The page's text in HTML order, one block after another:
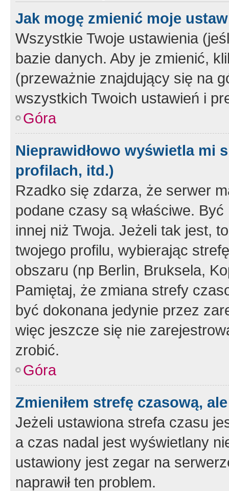
Jak mogę zmienić moje
Wszystkie Twoje ustawienia
bazie danych. Aby je zmienić,
(przeważnie znajdujący się na
wszystkich Twoich ustawień i
Góra
Nieprawidłowo wyświetla mi
profilach, itd.)
Rzadko się zdarza, że serwer
podane czasy są właściwe.
innej niż Twoja. Jeżeli tak jest,
twojego profilu, wybierając
obszaru (np Berlin, Bruksela,
Pamiętaj, że zmiana strefy
być dokonana jedynie przez
więc jeszcze się nie
zrobić.
Góra
Zmieniłem strefę czasową,
Jeżeli ustawiona strefa czasu
a czas nadal jest wyświetlany
ustawiony jest zegar na
naprawił ten problem.